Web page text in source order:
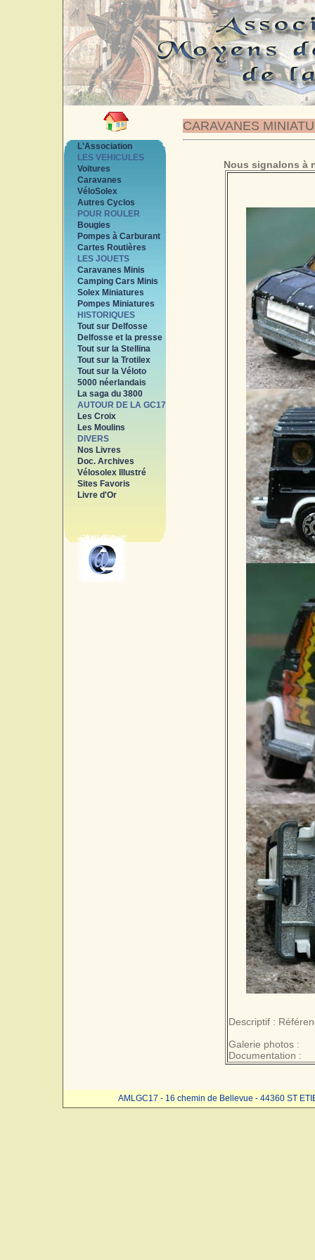
CARAVANES
L'Association
LES VEHICULES
Voitures
Caravanes
VéloSolex
Autres Cyclos
POUR ROULER
Bougies
Pompes à Carburant
Cartes Routières
LES JOUETS
Caravanes Minis
Camping Cars Minis
Solex Miniatures
Pompes Miniatures
HISTORIQUES
Tout sur Delfosse
Delfosse et la presse
Tout sur la Stellina
Tout sur la Trotilex
Tout sur la Véloto
5000 néerlandais
La saga du 3800
AUTOUR DE LA GC17
Les Croix
Les Moulins
DIVERS
Nos Livres
Doc. Archives
Vélosolex Illustré
Sites Favoris
Livre d'Or
Nous signalons à
Descriptif :
Galerie photos :
Documentation :
AMLGC17 - 16 chemin de Bellevue - 44360 ST